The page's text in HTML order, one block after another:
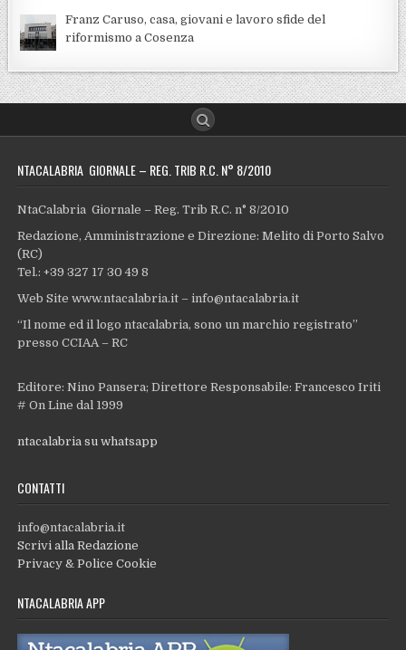
Franz Caruso, casa, giovani e lavoro sfide del
riformismo a Cosenza
NTACALABRIA GIORNALE – REG. TRIB R.C. N° 8/2010
NtaCalabria Giornale – Reg. Trib R.C. n° 8/2010
Redazione, Amministrazione e Direzione: Melito di Porto Salvo
(RC)
Tel.: +39 327 17 30 49 8
Web Site www.ntacalabria.it – info@ntacalabria.it
“Il nome ed il logo ntacalabria, sono un marchio registrato”
presso CCIAA – RC
Editore: Nino Pansera; Direttore Responsabile: Francesco Iriti
# On Line dal 1999
ntacalabria su whatsapp
CONTATTI
info@ntacalabria.it
Scrivi alla Redazione
Privacy & Police Cookie
NTACALABRIA APP